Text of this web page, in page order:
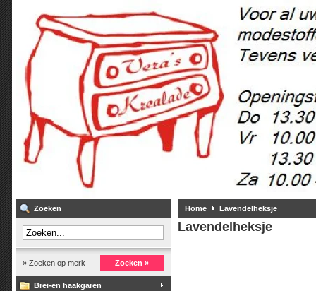
Zoeken
» Zoeken op merk Zoeken »
Brei-en haakgaren
Home Lavendelheksje
Lavendelheksje